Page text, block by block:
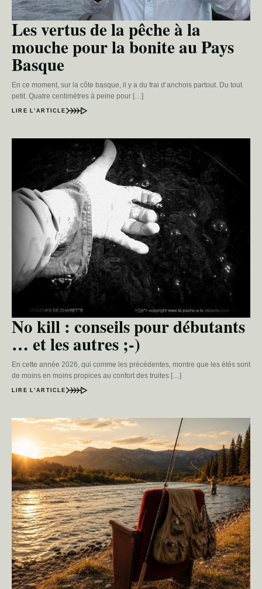
Les vertus de la pêche à la
mouche pour la bonite au Pays
Basque
En ce moment, sur la côte basque, il y a du frai d’anchois partout. Du tout
petit. Quatre centimètres à peine pour […]
LIRE L’ARTICLE
No kill : conseils pour débutants
… et les autres ;-)
En cette année 2026, qui comme les précédentes, montre que les étés sont
de moins en moins propices au confort des truites […]
LIRE L’ARTICLE